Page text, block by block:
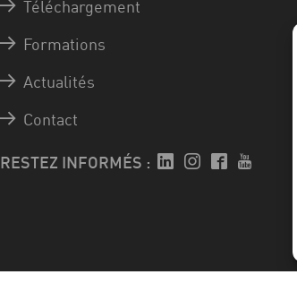
Téléchargement
Formations
Actualités
Contact
RESTEZ INFORMÉS :